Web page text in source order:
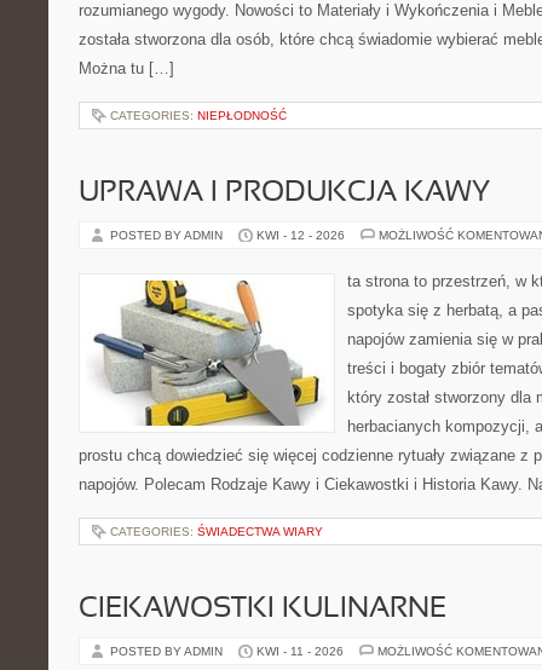
rozumianego wygody. Nowości to Materiały i Wykończenia i
została stworzona dla osób, które chcą świadomie wybierać
Można tu […]
CATEGORIES: NIEPŁODNOŚĆ
UPRAWA I PRODUKCJA KAWY
POSTED BY ADMIN KWI - 12 - 2026 MOŻLIWOŚĆ
ta strona to przestrzeń, w
spotyka się z herbatą, a
napojów zamienia się w
treści i bogaty zbiór
który został stworzony dla
herbacianych kompozycji,
prostu chcą dowiedzieć się więcej codzienne rytuały związane z
napojów. Polecam Rodzaje Kawy i Ciekawostki i Historia Kawy.
CATEGORIES: ŚWIADECTWA WIARY
CIEKAWOSTKI KULINARNE
POSTED BY ADMIN KWI - 11 - 2026 MOŻLIWOŚĆ